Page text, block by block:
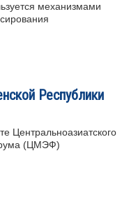
механизмами
Республики
Центральноазиатского
(ЦМЭФ)